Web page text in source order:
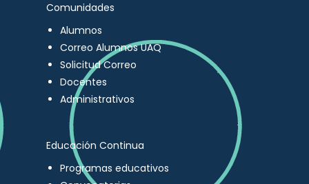
Comunidades
Alumnos
Correo Alumnos UAQ
Solicitud Correo
Docentes
Administrativos
Educación Continua
Programas educativos